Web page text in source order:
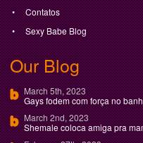
Contatos
Sexy Babe Blog
Our Blog
March 5th, 2023
Gays fodem com força no
March 2nd, 2023
Shemale coloca amiga pra